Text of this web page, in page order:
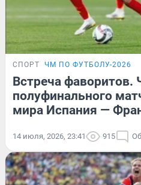
СПОРТ ЧМ ПО ФУТБОЛУ-2026
Встреча фаворитов.
полуфинального
мира Испания —
14 июля, 2026, 23:41 915